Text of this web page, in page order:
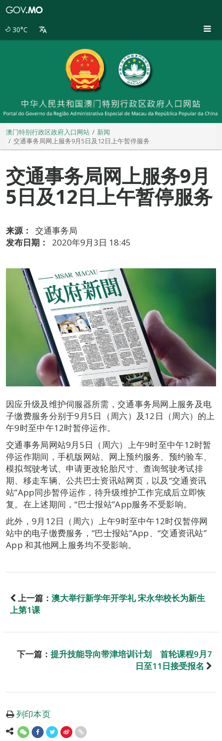
30°C
澳门特别行政区政府入口网站
新闻
交通事务局网上服务9月5日及12日上午暂停服务
交通事务局网上服务9月
5日及12日上午暂停服务
来源：
交通事务局
发布日期：
2020年9月3日 18:45
因应升级及维护伺服器所需，交通事务局网上服务及电
子缴费服务分别于9月5日（周六）及12日（周六）的上
午9时至中午12时暂停运作。
交通事务局网站9月5日（周六）上午9时至中午12时暂
停运作期间，手机版网站、网上预约服务、预约验车、
模拟驾驶考试、申请更改轮胎尺寸、查询驾驶考试排
期、移走车辆、公共巴士资讯站网页，以及“交通资讯
站”App同步暂停运作，待升级维护工作完成后立即恢
复。在上述期间，“巴士报站”App服务不受影响。
此外，9月12日（周六）上午9时至中午12时仅暂停网
站中的电子缴费服务，“巴士报站”App、“交通资讯站”
App 和其他网上服务均不受影响。
上一篇： 澳大举行新学年开学礼 宋永华校长为新生
上第1课
下一篇： 提升技能导向带津培训计划 首轮课程9月7
日至11日接受报名
列印本页